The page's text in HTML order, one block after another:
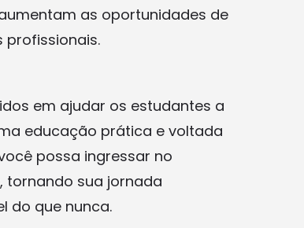
as oportunidades de
em ajudar os estudantes a
educação prática e voltada
possa ingressar no
tornando sua jornada
do que nunca.